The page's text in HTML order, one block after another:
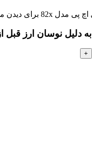
برای دیدن
به دلیل نوسان ارز قبل